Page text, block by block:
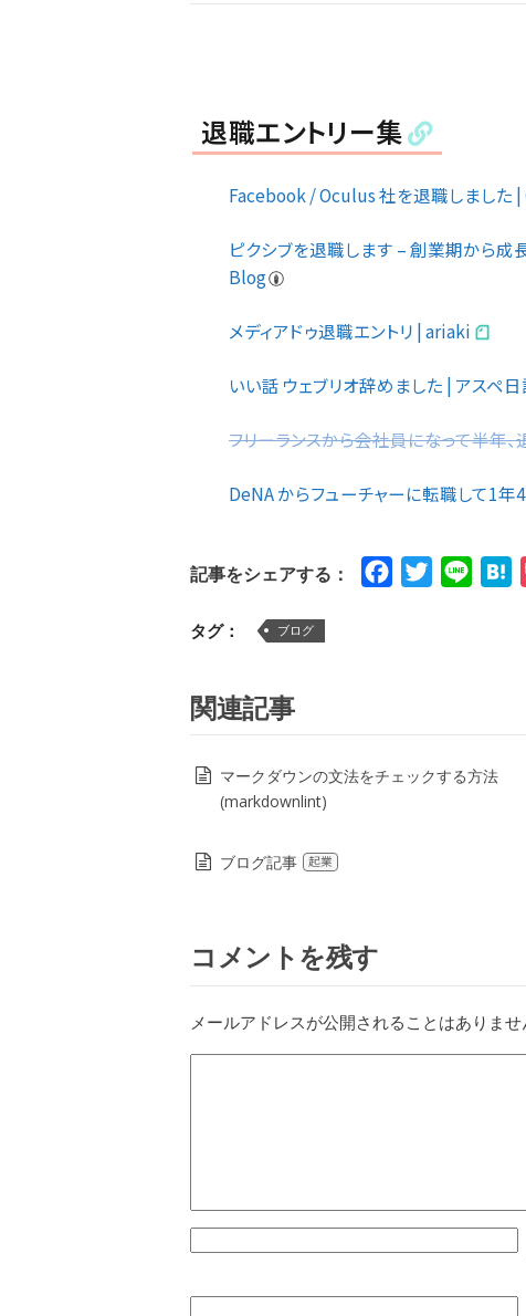
退職エントリー集
Facebook / Oculus 社を退職しました |
ピクシブを退職します – 創業期から
Blog
メディアドゥ退職エントリ | ariaki
いい話 ウェブリオ辞めました | アスペ
フリーランスから会社員になって半年
DeNA からフューチャーに転職して1
記事をシェアする： FacebookTwitterLine
タグ： ブログ
関連記事
マークダウンの文法をチェックする方法
(markdownlint)
ブログ記事
起業
コメントを残す
メールアドレスが公開されることはありませ